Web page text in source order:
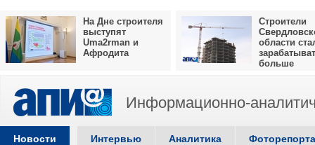
На Дне строителя
выступят
Uma2rman и
Афродита
Строители
области
больше
Информационно-
Новости Интервью Аналитика